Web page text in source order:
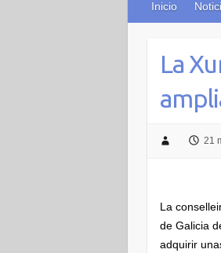
Inicio
La
21
La
de Galicia
adquirir